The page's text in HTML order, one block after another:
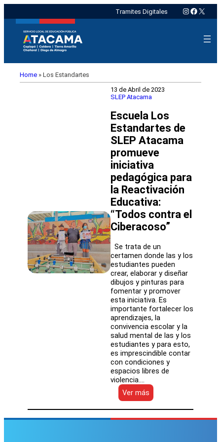
Tramites Digitales Instagram
X
Home » Los Estandartes
13 de Abril de 2023
SLEP Atacama
Escuela Los
Estandartes de
SLEP Atacama
promueve
iniciativa
pedagógica para
la Reactivación
Educativa:
“Todos contra el
Ciberacoso”
Se trata de un
certamen donde las y los
estudiantes pueden
crear, elaborar y diseñar
dibujos y pinturas para
fomentar y promover
esta iniciativa. Es
importante fortalecer los
aprendizajes, la
convivencia escolar y la
salud mental de las y los
estudiantes y para esto,
es imprescindible contar
con condiciones y
espacios libres de
violencia.…
Ver más
Escuela
Los
Estandartes